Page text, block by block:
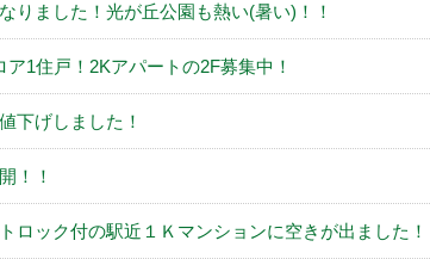
りました！光が丘公園も熱い(暑い)！！
ア1住戸！2Kアパートの2F募集中！
下げしました！
！！
ロック付の駅近１Ｋマンションに空きが出ました！